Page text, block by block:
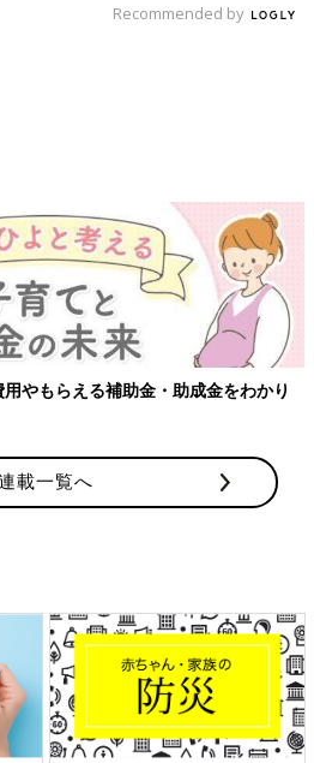
Recommended by
やもらえる補助金・助成金をわかり
載一覧へ